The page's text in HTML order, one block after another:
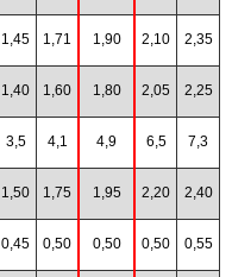
1,45 1,71 1,90 2,10 2,35
1,40 1,60 1,80 2,05 2,25
3,5 4,1 4,9 6,5 7,3
1,50 1,75 1,95 2,20 2,40
0,45 0,50 0,50 0,50 0,55